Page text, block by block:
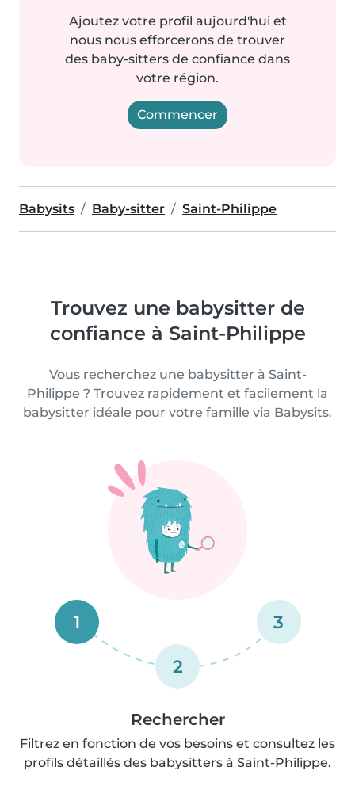
Ajoutez votre profil aujourd'hui et
nous nous efforcerons de trouver
des baby-sitters de confiance dans
votre région.
Commencer
Babysits Baby-sitter Saint-Philippe
Trouvez une babysitter de
confiance à Saint-Philippe
Vous recherchez une babysitter à Saint-
Philippe ? Trouvez rapidement et facilement la
babysitter idéale pour votre famille via Babysits.
1
2
3
Rechercher
Filtrez en fonction de vos besoins et consultez les
profils détaillés des babysitters à Saint-Philippe.